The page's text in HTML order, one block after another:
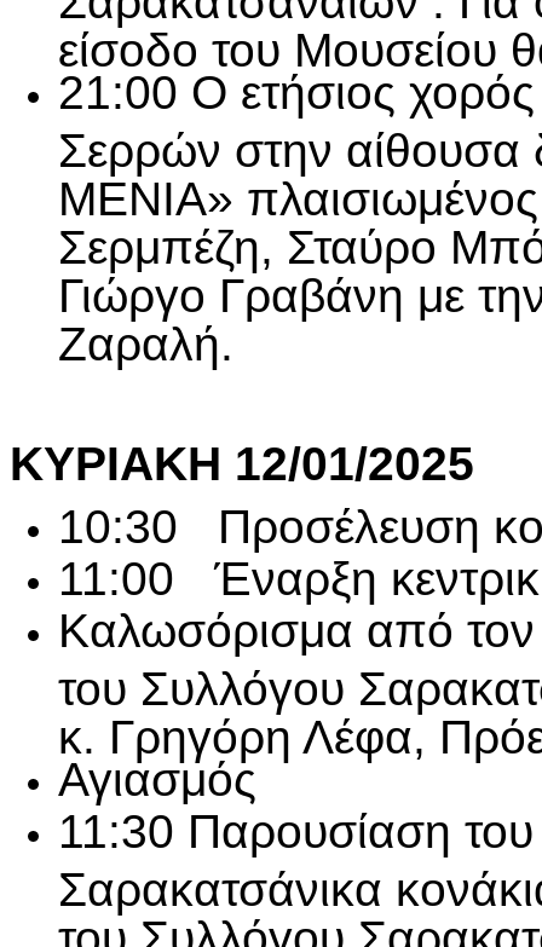
είσοδο του Μουσείου
21:00 Ο ετήσιος
Σερρών στην
ΜΕΝΙΑ»
Σερμπέζη, Σταύρο
Γιώργο Γραβάνη με
Ζαραλή.
ΚΥΡΙΑΚΗ 12/01/2025
10:30 Προσέλευση
11:00 Έναρξη
Καλωσόρισμα από
του Συλλόγου
κ. Γρηγόρη Λέφα,
Αγιασμός
11:30 Παρουσίαση
Σαρακατσάνικα
του Συλλόγου